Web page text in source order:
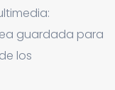
guardada para
los